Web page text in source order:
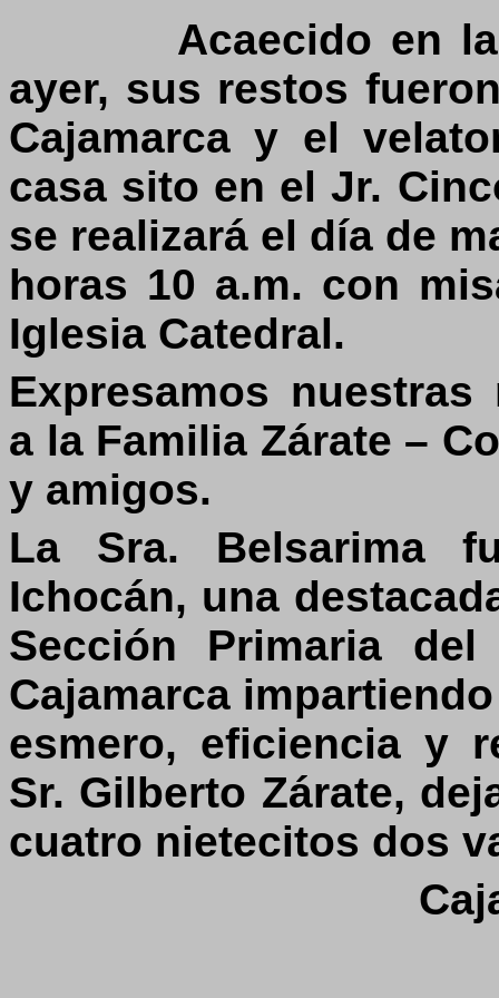
Acaecido en
ayer, sus restos
Cajamarca y el
casa sito en el Jr.
se realizará el día de
horas 10 a.m. con
Iglesia Catedral.
Expresamos
a la Familia Zárate –
y amigos.
La Sra. Belsarima
Ichocán, una
Sección Primaria
Cajamarca
esmero, eficiencia y
Sr. Gilberto Zárate,
cuatro nietecitos dos